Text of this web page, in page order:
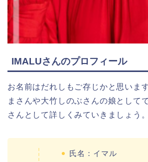
IMALUさんのプロフィール
お名前はだれしもご存じかと思いま
まさんや大竹しのぶさんの娘として
さんとして詳しくみていきましょう。
氏名：イマル